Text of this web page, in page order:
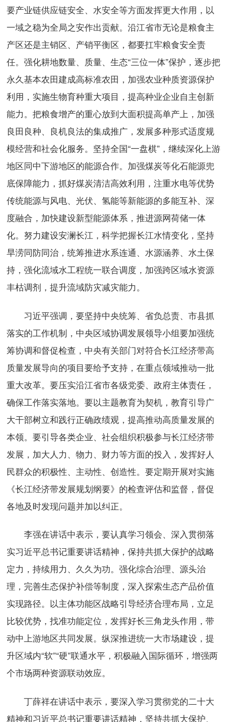
要产业链供应链安全、水安全等方面发挥更大作用，以
一域之稳为全局之安作出贡献。沿江省市无论是粮食主
产区还是主销区、产销平衡区，都要扛牢粮食安全责
任。强化耕地数量、质量、生态“三位一体”保护，逐步把
永久基本农田建成高标准农田，加强农业种质资源保护
利用，实施生物育种重大项目，提高种业企业自主创新
能力。把粮食增产的重心放到大面积提高单产上，加强
良田良种、良机良法的集成推广，发展多种形式适度规
模经营和社会化服务。坚持全国“一盘棋”，继续深化上游
地区同中下游地区的能源合作。加强煤炭等化石能源兜
底保障能力，抓好煤炭清洁高效利用，注重水电等优势
传统能源与风电、光伏、氢能等新能源的多能互补、深
度融合，加快建设新型能源体系，推进源网荷储一体
化。努力建设安澜长江，科学把握长江水情变化，坚持
旱涝同防同治，统筹推进水系连通、水源涵养、水土保
持，强化流域水工程统一联合调度，加强跨区域水资源
丰枯调剂，提升流域防灾减灾能力。
习近平强调，要坚持中央统筹、省负总责、市县抓
落实的工作机制，中央区域协调发展领导小组要加强统
筹协调和督促检查，中央有关部门对符合长江经济带高
质量发展导向的项目要给予支持，在重点领域推动一批
重大改革。要压实沿江省市各级党委、政府主体责任，
确保工作落实落地。要以主题教育为契机，教育引导广
大干部树立和践行正确政绩观，提高推动高质量发展的
本领。要引导各类企业、社会组织积极参与长江经济带
发展，加大人力、物力、财力等方面的投入，发挥好人
民群众的积极性、主动性、创造性。要定期开展对实施
《长江经济带发展规划纲要》的检查评估和监督，督促
各地及时发现问题并加以纠正。
李强在讲话中表示，要认真学习领会、深入贯彻落
实习近平总书记重要讲话精神，保持共抓大保护的战略
定力，持续用力、久久为功。强化综合治理、源头治
理，完善生态保护补偿等制度，深入探索生态产品价值
实现路径。以主体功能区战略引导经济合理布局，立足
比较优势，找准功能定位，发挥好长三角龙头作用，带
动中上游地区共同发展。纵深推进统一大市场建设，提
升区域内“软”“硬”联通水平，积极融入国际循环，增强两
个市场两种资源联动效应。
丁薛祥在讲话中表示，要深入学习贯彻党的二十大
精神和习近平总书记重要讲话精神，坚持共抓大保护、